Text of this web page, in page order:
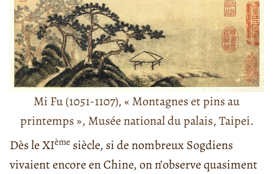
Mi Fu (1051-1107), « Montagnes et pins au
printemps », Musée national du palais, Taipei.
Dès le XIème siècle, si de nombreux Sogdiens
vivaient encore en Chine, on n’observe quasiment